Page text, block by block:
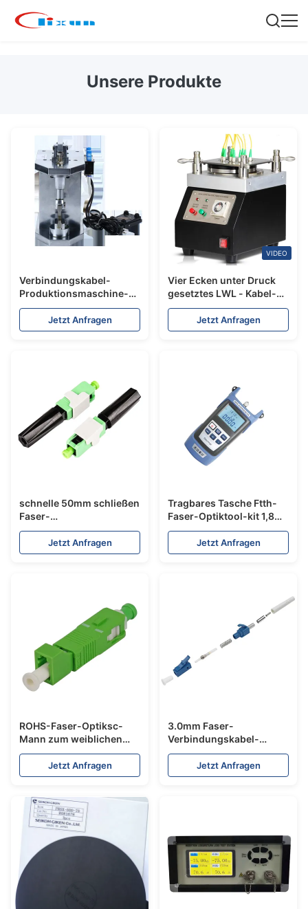
Unsere Produkte
Verbindungskabel-
Produktionsmaschine-
keramische Zwingen-
pneumatische
Terminalbördelmaschine
Jetzt Anfragen
VIDEO
Vier Ecken unter Druck
gesetztes LWL - Kabel-
Verbindungsstück-
Maschinenstirnfläche
Reiben
Jetzt Anfragen
schnelle 50mm schließen
Faser-
Verbindungsstücke,
Schnellverbinder Sc APC
für FTTH-Tropfen-
Jetzt Anfragen
Tragbares Tasche Ftth-
Faser-Optiktool-kit 1,8
Kilogramm, sicherer
optischer Stromzähler
mit Laser
Jetzt Anfragen
ROHS-Faser-Optiksc-
Mann zum weiblichen
Adapter-Koppler Lc für
Datenübertragung
Jetzt Anfragen
3.0mm Faser-
Verbindungskabel-
Verbindungsstücke SX
Befolgung Inspektion Lc
Upc ROHS
Jetzt Anfragen